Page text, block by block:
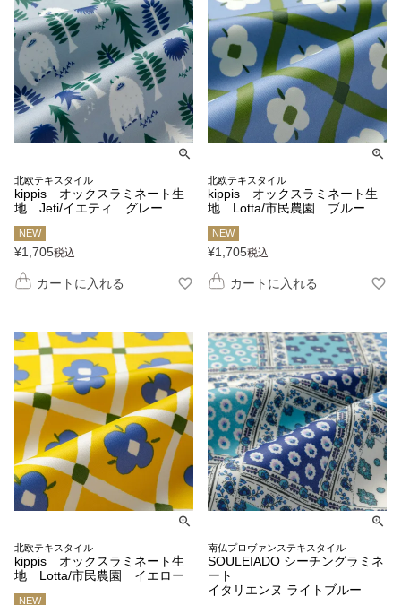
北欧テキスタイル
kippis オックスラミネート生
地 Jeti/イエティ グレー
NEW
¥1,705税込
カートに入れる
北欧テキスタイル
kippis オックスラミネート生
地 Lotta/市民農園 ブルー
NEW
¥1,705税込
カートに入れる
北欧テキスタイル
kippis オックスラミネート生
地 Lotta/市民農園 イエロー
NEW
南仏プロヴァンステキスタイル
SOULEIADO シーチングラミネ
ート
イタリエンヌ ライトブルー